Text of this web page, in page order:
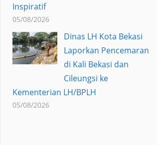
Inspiratif
05/08/2026
Dinas LH Kota Bekasi
Laporkan Pencemaran
di Kali Bekasi dan
Cileungsi ke
Kementerian LH/BPLH
05/08/2026